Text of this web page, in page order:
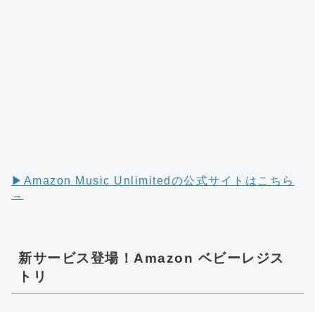
▶︎Amazon Music Unlimitedの公式サイトはこちら
→
新サービス登場！Amazon ベビーレジス
トリ